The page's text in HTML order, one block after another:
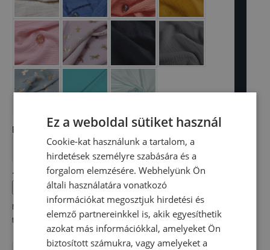
Extra cipzár elhelyezése*
Termékkel kapcsolatos megjegyzés
Módosítást vagy bármilyen változtatást szeretnél a
termékkel kapcsolatban írd le részünkre és elkészítjük.
Ez a weboldal sütiket használ
Cookie-kat használunk a tartalom, a
hirdetések személyre szabására és a
forgalom elemzésére. Webhelyünk Ön
általi használatára vonatkozó
információkat megosztjuk hirdetési és
elemző partnereinkkel is, akik egyesíthetik
azokat más információkkal, amelyeket Ön
biztosított számukra, vagy amelyeket a